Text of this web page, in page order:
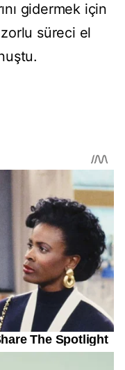
gidermek için
zorlu süreci el